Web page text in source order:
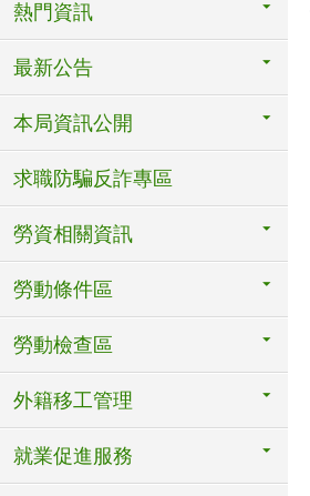
熱門資訊
最新公告
本局資訊公開
求職防騙反詐專區
勞資相關資訊
勞動條件區
勞動檢查區
外籍移工管理
就業促進服務